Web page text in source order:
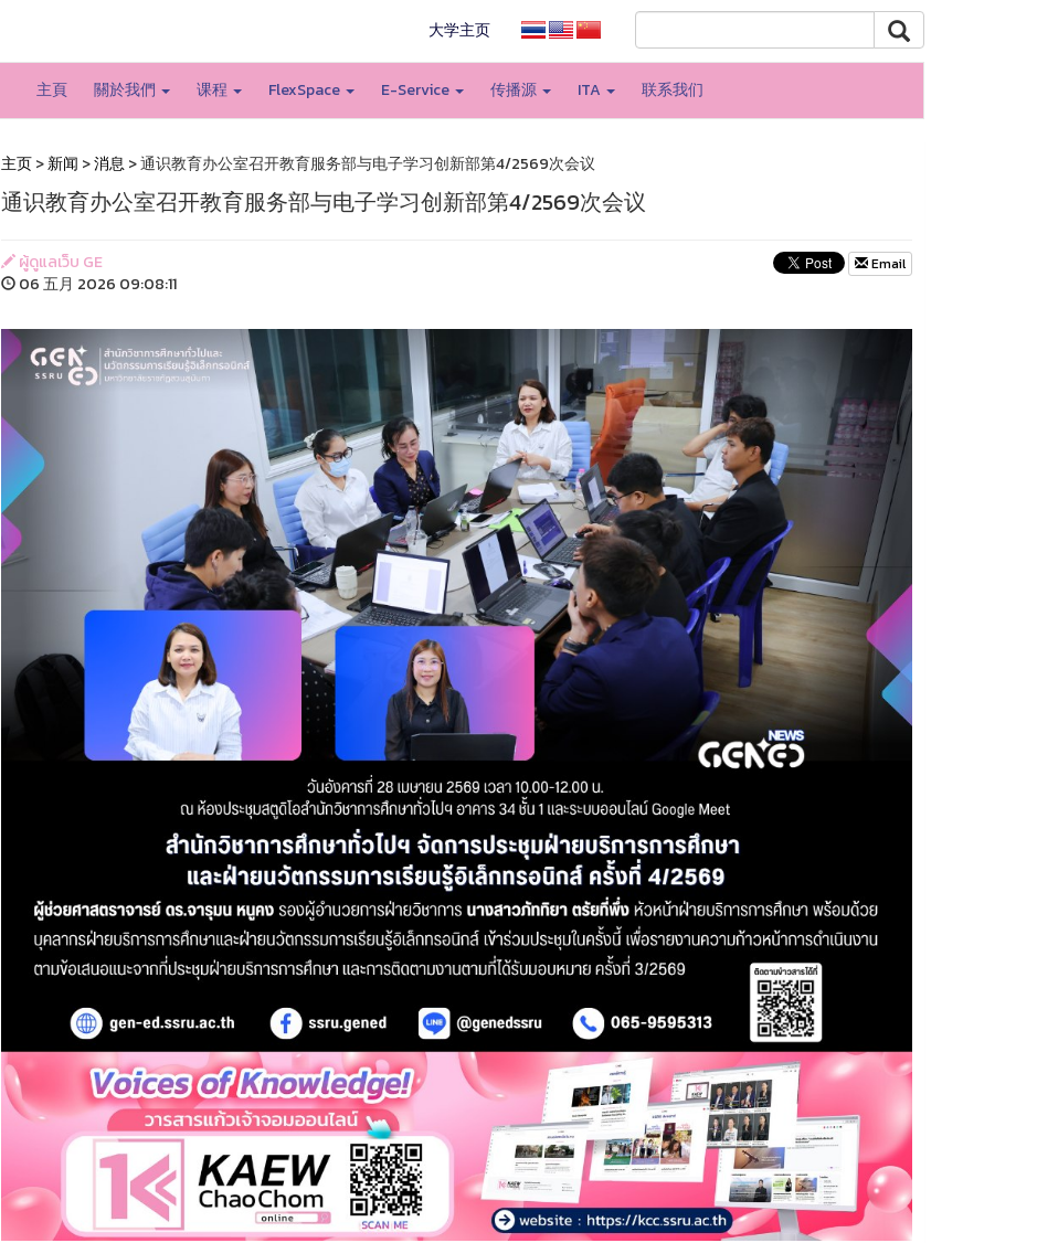
大学主页
主頁 關於我們 课程 FlexSpace E-Service 传播源 ITA 联系我们
主页>新闻 >消息> 通识教育办公室召开教育服务部与电子学习创新部第4/2569次会议
通识教育办公室召开教育服务部与电子学习创新部第4/2569次会议
ผู้ดูแลเว็บ GE
06 五月 2026 09:08:11
Email